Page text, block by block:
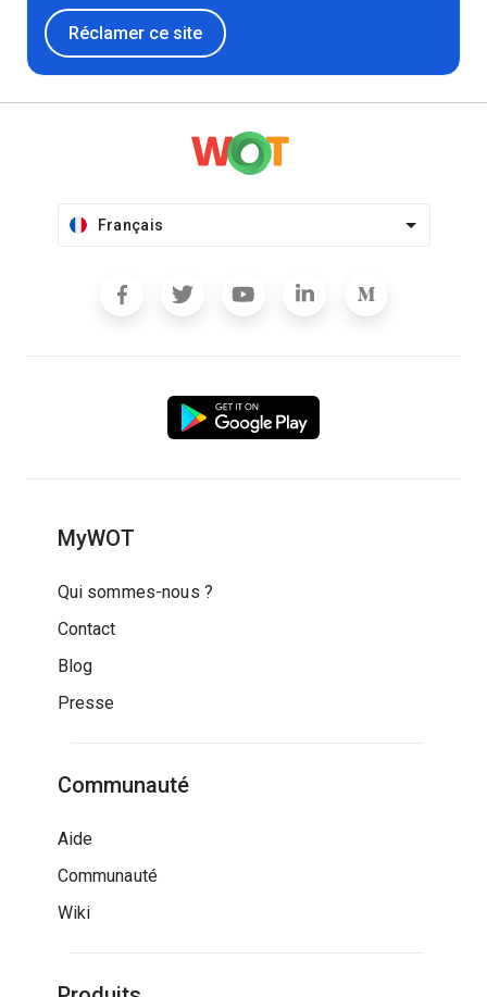
Réclamer ce site
Français
MyWOT
Qui sommes-nous ?
Contact
Blog
Presse
Communauté
Aide
Communauté
Wiki